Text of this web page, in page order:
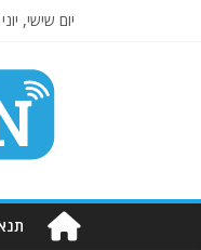
יום שישי, יוני 12, 2026
מודיעין
מהמקורות